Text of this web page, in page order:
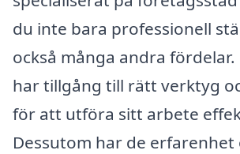
du inte bara professionell
också många andra
har tillgång till rätt verktyg
för att utföra sitt arbete
Dessutom har de erfarenhet